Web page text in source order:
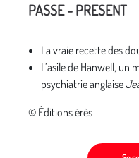
PASSE - PRESENT
La vraie recette des
L’asile de Hanwell, un
psychiatrie anglaise
© Éditions érès